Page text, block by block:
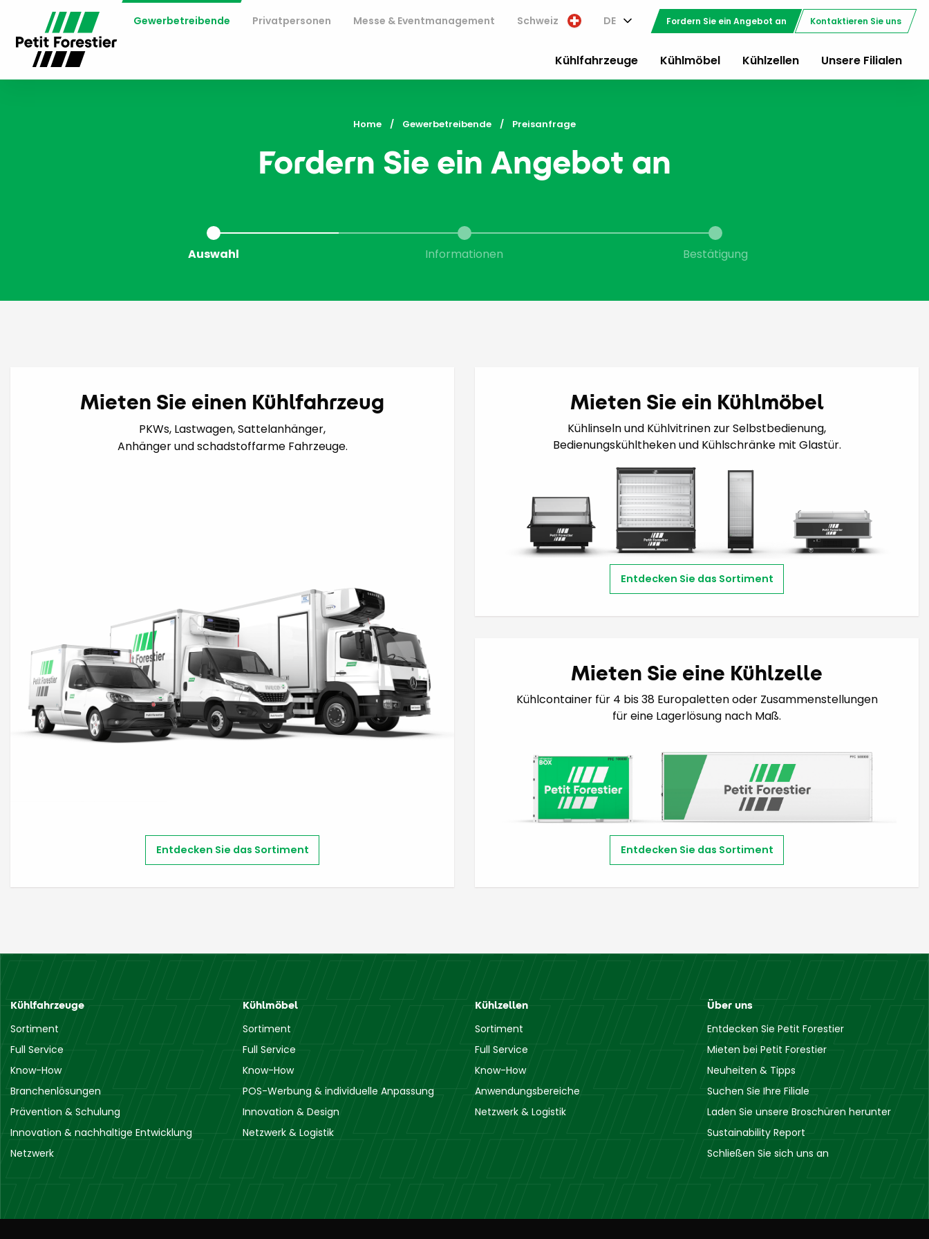
Gewerbetreibende Privatpersonen Messe & Eventmanagement Schweiz DE Fordern Sie ein Angebot an Kontaktieren Sie uns
Kühlfahrzeuge Kühlmöbel Kühlzellen Unsere Filialen
Home Gewerbetreibende Current:
Preisanfrage
Fordern Sie ein Angebot an
Auswahl Informationen Bestätigung
Mieten Sie einen Kühlfahrzeug
PKWs, Lastwagen, Sattelanhänger,
Anhänger und schadstoffarme Fahrzeuge.
Entdecken Sie das Sortiment
Mieten Sie ein Kühlmöbel
Kühlinseln und Kühlvitrinen zur Selbstbedienung,
Bedienungskühltheken und Kühlschränke mit Glastür.
Entdecken Sie das Sortiment
Mieten Sie eine Kühlzelle
Kühlcontainer für 4 bis 38 Europaletten oder Zusammenstellungen
für eine Lagerlösung nach Maß.
Entdecken Sie das Sortiment
Kühlfahrzeuge
Sortiment
Full Service
Know-How
Branchenlösungen
Prävention & Schulung
Innovation & nachhaltige Entwicklung
Netzwerk
Kühlmöbel
Sortiment
Full Service
Know-How
POS-Werbung & individuelle Anpassung
Innovation & Design
Netzwerk & Logistik
Kühlzellen
Sortiment
Full Service
Know-How
Anwendungsbereiche
Netzwerk & Logistik
Über uns
Entdecken Sie Petit Forestier
Mieten bei Petit Forestier
Neuheiten & Tipps
Suchen Sie Ihre Filiale
Laden Sie unsere Broschüren herunter
Sustainability Report
Schließen Sie sich uns an